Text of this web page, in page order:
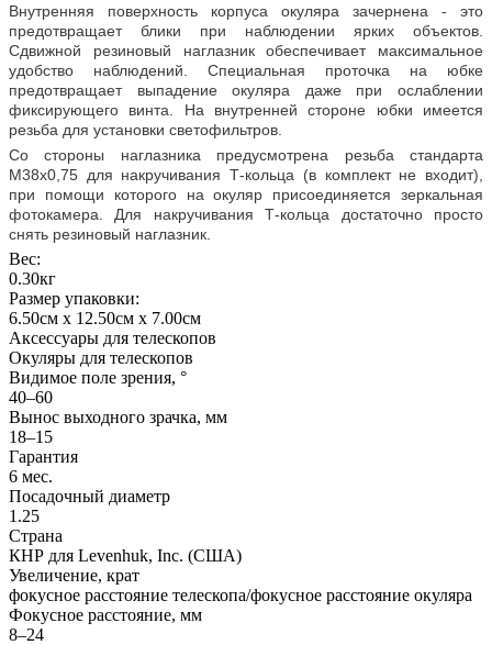
Внутренняя поверхность корпуса окуляра зачернена - это
предотвращает блики при наблюдении ярких объектов.
Сдвижной резиновый наглазник обеспечивает максимальное
удобство наблюдений. Специальная проточка на юбке
предотвращает выпадение окуляра даже при ослаблении
фиксирующего винта. На внутренней стороне юбки имеется
резьба для установки светофильтров.
Со стороны наглазника предусмотрена резьба стандарта
M38x0,75 для накручивания Т-кольца (в комплект не входит),
при помощи которого на окуляр присоединяется зеркальная
фотокамера. Для накручивания Т-кольца достаточно просто
снять резиновый наглазник.
Вес:
0.30кг
Размер упаковки:
6.50см x 12.50см x 7.00см
Аксессуары для телескопов
Окуляры для телескопов
Видимое поле зрения, °
40–60
Вынос выходного зрачка, мм
18–15
Гарантия
6 мес.
Посадочный диаметр
1.25
Страна
КНР для Levenhuk, Inc. (США)
Увеличение, крат
фокусное расстояние телескопа/фокусное расстояние окуляра
Фокусное расстояние, мм
8–24